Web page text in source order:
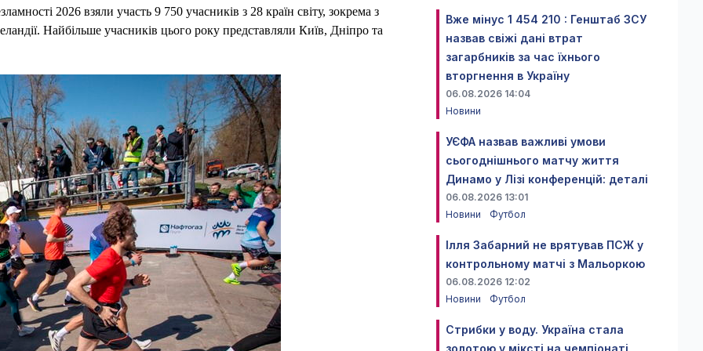
2026 взяли участь 9 750 учасників з 28 країн світу, зокрема з
Найбільше учасників цього року представляли Київ, Дніпро та
Вже мінус 1 454 210 : Генштаб ЗСУ
назвав свіжі дані втрат
загарбників за час їхнього
вторгнення в Україну
06.08.2026 14:04
Новини
УЄФА назвав важливі умови
сьогоднішнього матчу життя
Динамо у Лізі конференцій: деталі
06.08.2026 13:01
Новини
Футбол
Ілля Забарний не врятував ПСЖ у
контрольному матчі з Мальоркою
06.08.2026 12:02
Новини
Футбол
Стрибки у воду. Україна стала
золотою у міксті на чемпіонаті